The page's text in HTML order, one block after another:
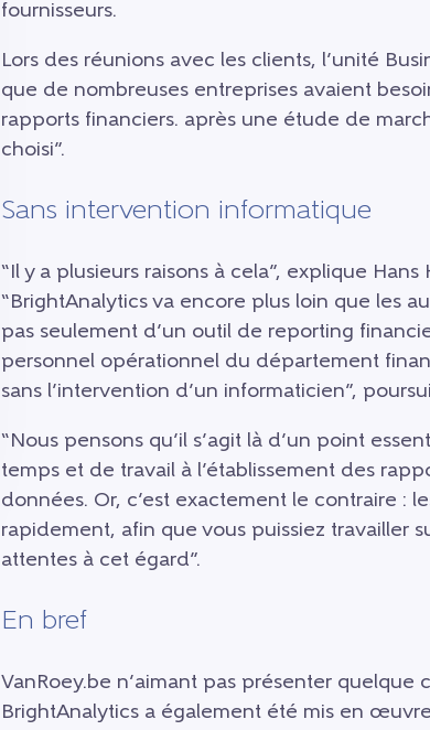
fournisseurs.
Lors des réunions avec les clients, l’unité
que de nombreuses entreprises avaient
rapports financiers. après une étude de
choisi”.
Sans intervention informatique
“Il y a plusieurs raisons à cela”, explique
“BrightAnalytics va encore plus loin que les
pas seulement d’un outil de reporting
personnel opérationnel du département
sans l’intervention d’un informaticien”,
“Nous pensons qu’il s’agit là d’un point
temps et de travail à l’établissement des
données. Or, c’est exactement le contraire :
rapidement, afin que vous puissiez travailler
attentes à cet égard”.
En bref
VanRoey.be n’aimant pas présenter quelque
BrightAnalytics a également été mis en